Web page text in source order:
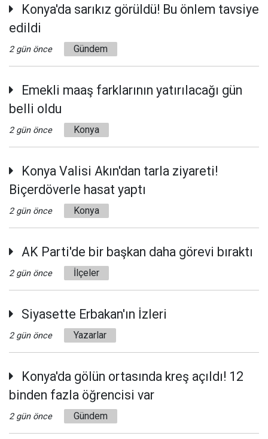
Konya'da sarıkız görüldü! Bu önlem tavsiye
edildi
2 gün önce Gündem
Emekli maaş farklarının yatırılacağı gün
belli oldu
2 gün önce Konya
Konya Valisi Akın'dan tarla ziyareti!
Biçerdöverle hasat yaptı
2 gün önce Konya
AK Parti'de bir başkan daha görevi bıraktı
2 gün önce İlçeler
Siyasette Erbakan'ın İzleri
2 gün önce Yazarlar
Konya'da gölün ortasında kreş açıldı! 12
binden fazla öğrencisi var
2 gün önce Gündem